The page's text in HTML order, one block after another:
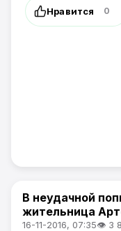
Нравится 0
Происшествия
В неудачной
жительница
16-11-2016, 07:35👁 3